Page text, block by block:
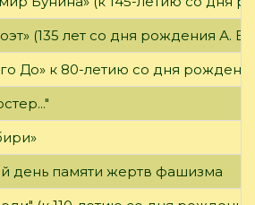
(135 лет со дня рождения А.
До» к 80-летию со дня
день памяти жертв фашизма